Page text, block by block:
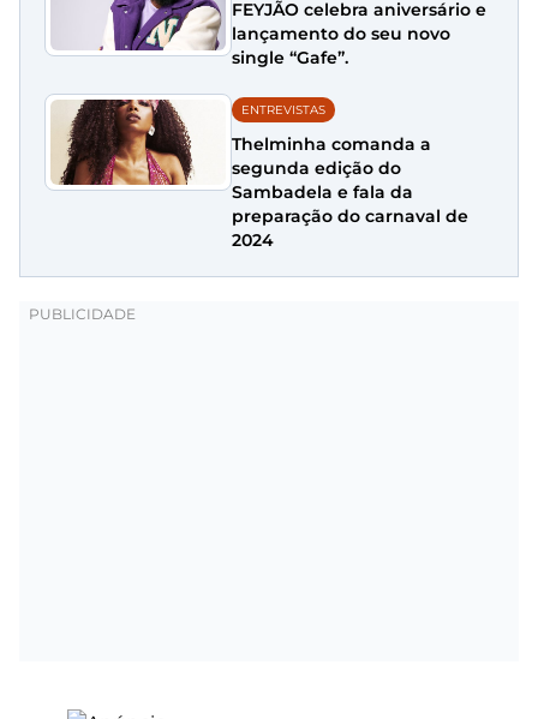
FEYJÃO celebra aniversário e
lançamento do seu novo
single “Gafe”.
ENTREVISTAS
Thelminha comanda a
segunda edição do
Sambadela e fala da
preparação do carnaval de
2024